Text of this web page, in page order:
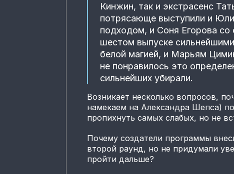
Кинжин, так и экстрасенс
потрясающе выступили и
подходом, и Соня Егорова со
шестом выпуске
белой магией, и Марьям
не понравилось это
сильнейших убирали.
Возникает несколько вопросов,
намекаем на Александра Шепса)
пропихнуть самых слабых, но не
Почему создатели программы
второй раунд, но не придумали
пройти дальше?